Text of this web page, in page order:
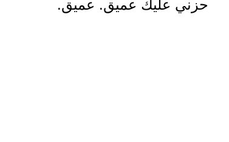
حزني عليك عميق. عميق.